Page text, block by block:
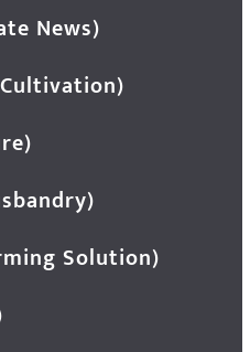
News)
Solution)